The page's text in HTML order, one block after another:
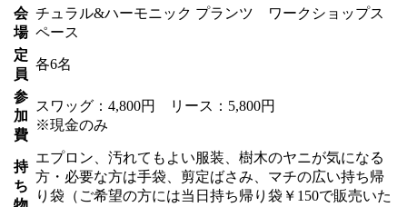
会
場
チュラル&ハーモニック プランツ ワークショップス
ペース
定
員
各6名
参
加
費
スワッグ：4,800円 リース：5,800円
※現金のみ
持
ち
エプロン、汚れてもよい服装、樹木のヤニが気になる
方・必要な方は手袋、剪定ばさみ、マチの広い持ち帰
り袋（ご希望の方には当日持ち帰り袋￥150で販売いた